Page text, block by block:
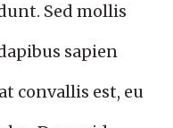
Sed mollis
sapien
convallis est, eu